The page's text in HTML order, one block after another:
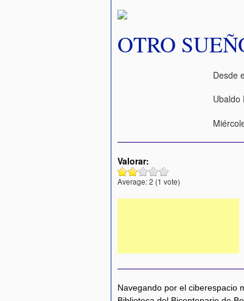
OTRO
Desde
Ubaldo
Valorar:
Average:2 (1 vote)
Navegando por el ciberespacio